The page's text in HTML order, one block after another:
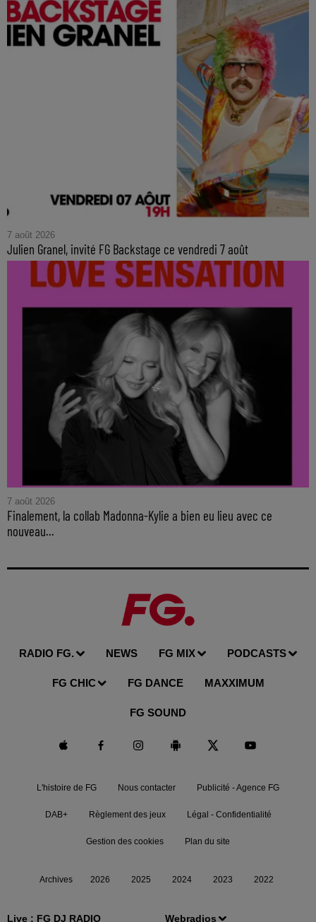
Live : FG DJ RADIO Webradios
7 août 2026
Julien Granel, invité FG Backstage ce vendredi 7 août
7 août 2026
Finalement, la collab Madonna-Kylie a bien eu lieu avec ce
nouveau...
RADIO FG. NEWS FG MIX PODCASTS
FG CHIC FG DANCE MAXXIMUM
FG SOUND
L'histoire de FG Nous contacter Publicité - Agence FG
DAB+ Règlement des jeux Légal - Confidentialité
Gestion des cookies Plan du site
Archives 2026 2025 2024 2023 2022